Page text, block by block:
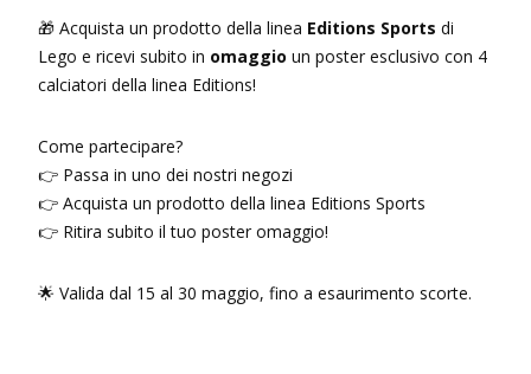
🎁 Acquista un prodotto della linea Editions Sports di
Lego e ricevi subito in omaggio un poster esclusivo con 4
calciatori della linea Editions!
Come partecipare?
👉 Passa in uno dei nostri negozi
👉 Acquista un prodotto della linea Editions Sports
👉 Ritira subito il tuo poster omaggio!
🌟 Valida dal 15 al 30 maggio, fino a esaurimento scorte.